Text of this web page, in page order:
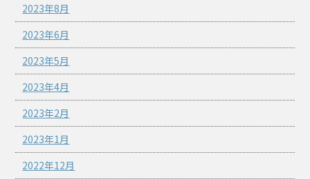
2023年8月
2023年6月
2023年5月
2023年4月
2023年2月
2023年1月
2022年12月